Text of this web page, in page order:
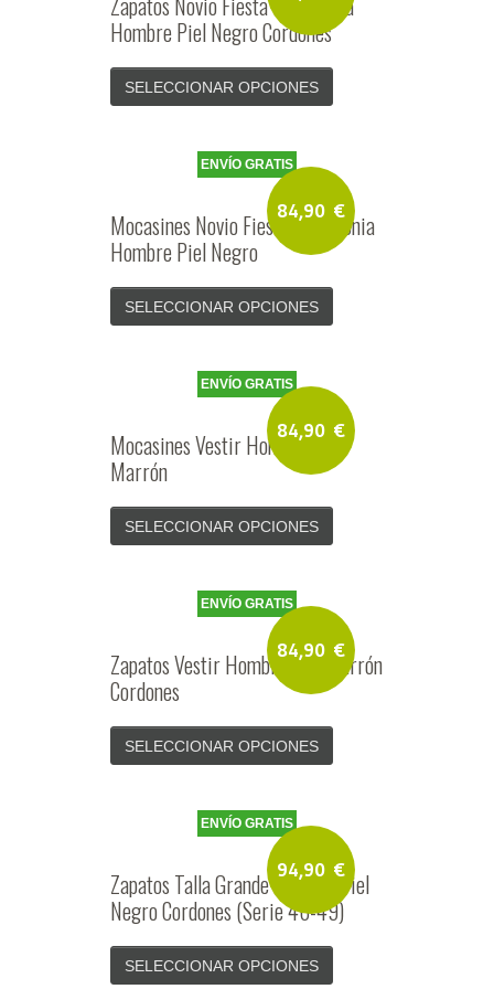
Hombre Piel Negro Cordones
SELECCIONAR OPCIONES
84,90 €
ENVÍO GRATIS
Mocasines Novio Fiesta Ceremonia
Hombre Piel Negro
SELECCIONAR OPCIONES
84,90 €
ENVÍO GRATIS
Mocasines Vestir Hombre Piel
Marrón
SELECCIONAR OPCIONES
84,90 €
ENVÍO GRATIS
Zapatos Vestir Hombre Piel Marrón
Cordones
SELECCIONAR OPCIONES
94,90 €
ENVÍO GRATIS
Zapatos Talla Grande Hombre Piel
Negro Cordones (Serie 46-49)
SELECCIONAR OPCIONES